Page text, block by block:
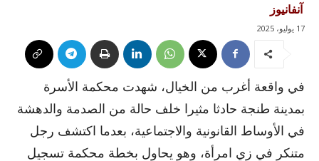
آنفانيوز
17 يوليو، 2025
في واقعة أغرب من الخيال، شهدت محكمة الأسرة
بمدينة طنجة حادثا مثيرا خلف حالة من الصدمة والدهشة
في الأوساط القانونية والاجتماعية، بعدما اكتشف رجل
متنكر في زي امرأة، وهو يحاول بخطة محكمة تسجيل